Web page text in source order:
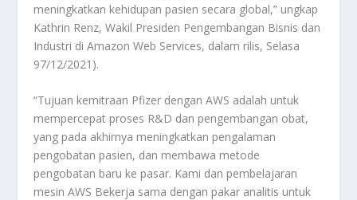
meningkatkan kehidupan pasien secara global,” ungkap
Kathrin Renz, Wakil Presiden Pengembangan Bisnis dan
Industri di Amazon Web Services, dalam rilis, Selasa
97/12/2021).
“Tujuan kemitraan Pfizer dengan AWS adalah untuk
mempercepat proses R&D dan pengembangan obat,
yang pada akhirnya meningkatkan pengalaman
pengobatan pasien, dan membawa metode
pengobatan baru ke pasar. Kami dan pembelajaran
mesin AWS Bekerja sama dengan pakar analitis untuk